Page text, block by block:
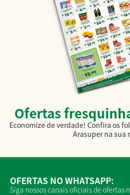
Ofertas
Economize de verdade! Confira os
Arasuper na sua
OFERTAS NO WHATSAPP:
Siga nossos canais oficiais de ofertas